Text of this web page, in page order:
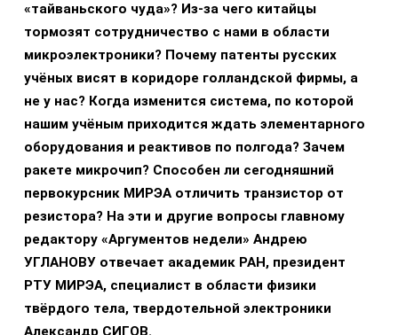
«тайваньского чуда»? Из-за чего китайцы
тормозят сотрудничество с нами в области
микроэлектроники? Почему патенты русских
учёных висят в коридоре голландской фирмы, а
не у нас? Когда изменится система, по которой
нашим учёным приходится ждать элементарного
оборудования и реактивов по полгода? Зачем
ракете микрочип? Способен ли сегодняшний
первокурсник МИРЭА отличить транзистор от
резистора? На эти и другие вопросы главному
редактору «Аргументов недели» Андрею
УГЛАНОВУ отвечает академик РАН, президент
РТУ МИРЭА, специалист в области физики
твёрдого тела, твердотельной электроники